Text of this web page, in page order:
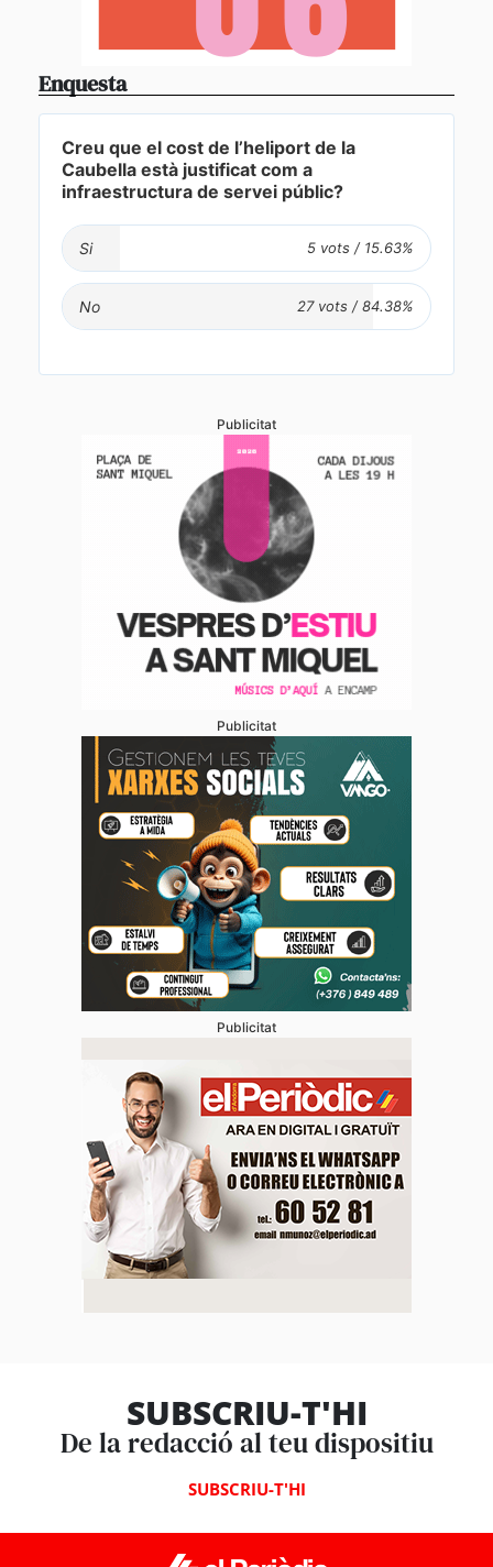
Enquesta
Creu que el cost de l’heliport de la
Caubella està justificat com a
infraestructura de servei públic?
Si
No
Publicitat
Publicitat
Publicitat
SUBSCRIU-T'HI
De la redacció al teu dispositiu
SUBSCRIU-T'HI